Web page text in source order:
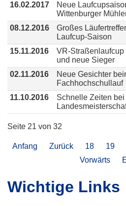
16.02.2017
Neue
Wittenburger
08.12.2016
Großes
Laufcup-Saison
15.11.2016
VR-
und neue Sieger
02.11.2016
Neue Gesichter
Fachhochschullauf
11.10.2016
Schnelle Zeiten bei
Seite 21 von 32
Anfang Zurück 18 19
Vorwärts
Wichtige Links